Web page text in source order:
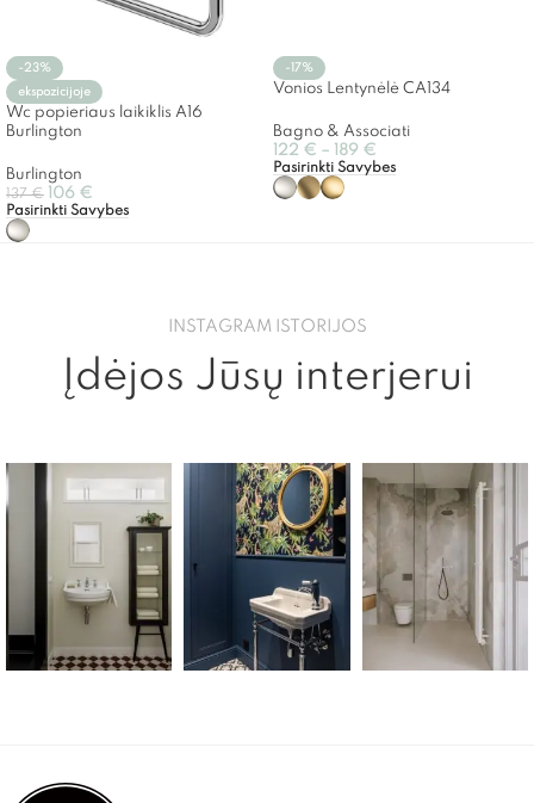
-23%
ekspozicijoje
Wc popieriaus laikiklis A16
Burlington
Burlington
137€ 106 €
Pasirinkti Savybes
-17%
Vonios Lentynėlė CA134
Bagno & Associati
122 € – 189 €
Pasirinkti Savybes
INSTAGRAM ISTORIJOS
Įdėjos Jūsų interjerui